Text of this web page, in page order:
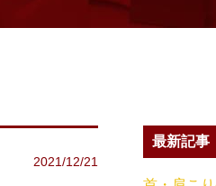
2021/12/21
最新記事